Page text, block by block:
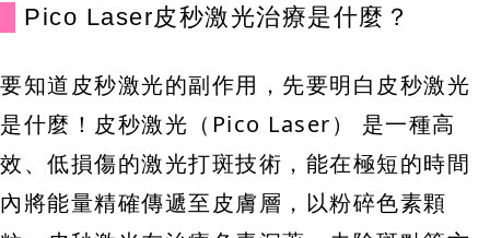
Pico Laser皮秒激光治療是什麼？
要知道皮秒激光的副作用，先要明白皮秒激光
是什麼！皮秒激光（Pico Laser） 是一種高
效、低損傷的激光打斑技術，能在極短的時間
內將能量精確傳遞至皮膚層，以粉碎色素顆